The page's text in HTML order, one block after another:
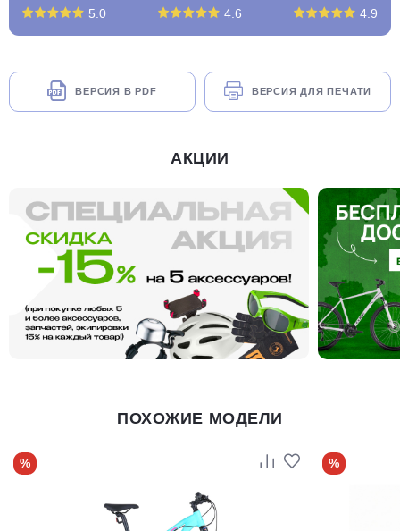
5.0
4.6
4.9
ВЕРСИЯ В PDF ВЕРСИЯ ДЛЯ ПЕЧАТИ
АКЦИИ
ПОХОЖИЕ МОДЕЛИ
% %